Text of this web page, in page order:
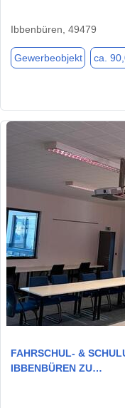
Ibbenbüren, 49479
Gewerbeobjekt ca.
FAHRSCHUL- &
IBBENBÜREN ZU…